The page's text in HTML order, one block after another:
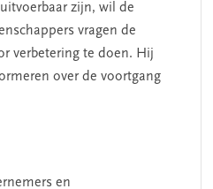
zijn, wil de
vragen de
verbetering te doen. Hij
over de voortgang
en